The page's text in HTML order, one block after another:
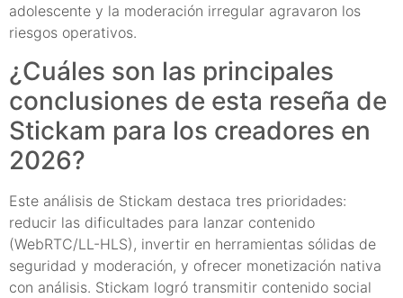
adolescente y la moderación irregular agravaron los
riesgos operativos.
¿Cuáles son las principales
conclusiones de esta reseña de
Stickam para los creadores en
2026?
Este análisis de Stickam destaca tres prioridades:
reducir las dificultades para lanzar contenido
(WebRTC/LL-HLS), invertir en herramientas sólidas de
seguridad y moderación, y ofrecer monetización nativa
con análisis. Stickam logró transmitir contenido social